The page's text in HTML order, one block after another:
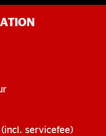
servicefee)